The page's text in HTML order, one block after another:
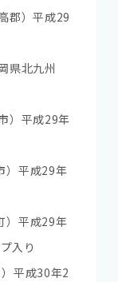
郡）平成29
県北九州
）平成29年
）平成29年
）平成29年
入り
平成30年2